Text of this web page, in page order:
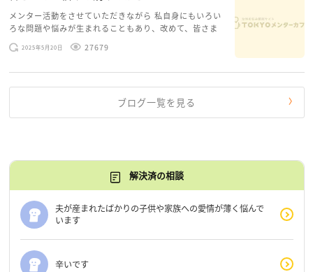
メンター活動をさせていただきながら 私自身にもいろい
ろな問題や悩みが生まれることもあり、改めて、皆さま
のお悩みを読みながら 「みんな、もがいてる。わたし
だけじゃないんだな」と、逆に励まされるような日々で
2025年5月20日 27679
ブログ一覧を見る
解決済の相談
夫が産まれたばかりの子供や家族への愛情が薄く悩んで
います
辛いです